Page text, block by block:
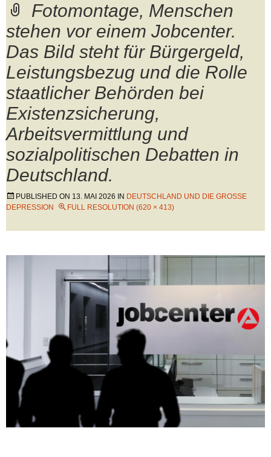
Fotomontage, Menschen
stehen vor einem Jobcenter.
Das Bild steht für Bürgergeld,
Leistungsbezug und die Rolle
staatlicher Behörden bei
Existenzsicherung,
Arbeitsvermittlung und
sozialpolitischen Debatten in
Deutschland.
PUBLISHED ON 13. MAI 2026 IN DEUTSCHLAND UND DIE GROSSE D
EPRESSION
FULL RESOLUTION (620 × 413)